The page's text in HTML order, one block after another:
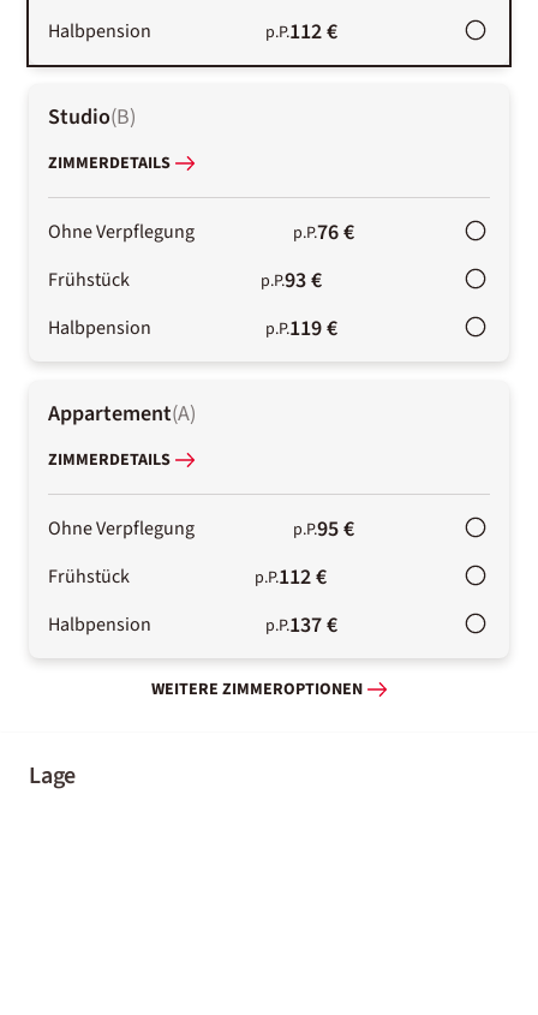
Halbpension p.P.112 €
Studio(B)
ZIMMERDETAILS
Ohne Verpflegung p.P.76 €
Frühstück p.P.93 €
Halbpension p.P.119 €
Appartement(A)
ZIMMERDETAILS
Ohne Verpflegung p.P.95 €
Frühstück p.P.112 €
Halbpension p.P.137 €
WEITERE ZIMMEROPTIONEN
Lage